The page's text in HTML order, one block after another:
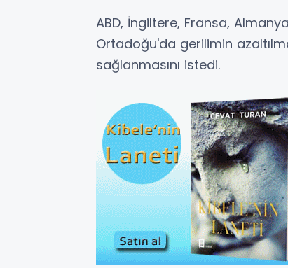
ABD, İngiltere, Fransa,
Ortadoğu'da gerilimin
sağlanmasını istedi.